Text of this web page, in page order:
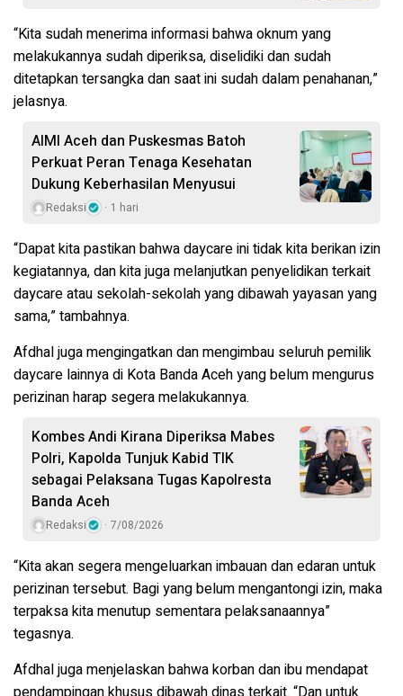
“Kita sudah menerima informasi bahwa oknum yang
melakukannya sudah diperiksa, diselidiki dan sudah
ditetapkan tersangka dan saat ini sudah dalam penahanan,”
jelasnya.
AIMI Aceh dan Puskesmas Batoh
Perkuat Peran Tenaga Kesehatan
Dukung Keberhasilan Menyusui
Redaksi 1 hari
“Dapat kita pastikan bahwa daycare ini tidak kita berikan izin
kegiatannya, dan kita juga melanjutkan penyelidikan terkait
daycare atau sekolah-sekolah yang dibawah yayasan yang
sama,” tambahnya.
Afdhal juga mengingatkan dan mengimbau seluruh pemilik
daycare lainnya di Kota Banda Aceh yang belum mengurus
perizinan harap segera melakukannya.
Kombes Andi Kirana Diperiksa Mabes
Polri, Kapolda Tunjuk Kabid TIK
sebagai Pelaksana Tugas Kapolresta
Banda Aceh
Redaksi 7/08/2026
“Kita akan segera mengeluarkan imbauan dan edaran untuk
perizinan tersebut. Bagi yang belum mengantongi izin, maka
terpaksa kita menutup sementara pelaksanaannya”
tegasnya.
Afdhal juga menjelaskan bahwa korban dan ibu mendapat